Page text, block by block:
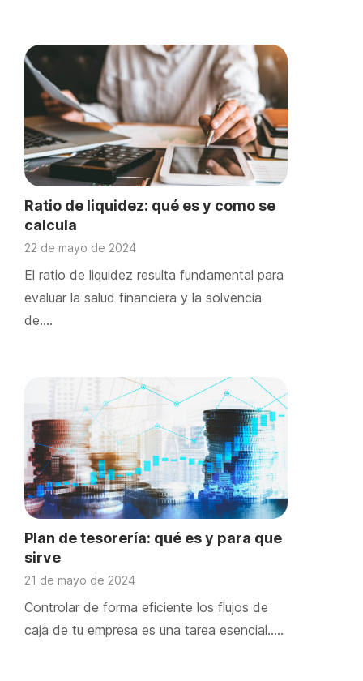
Ratio de liquidez: qué es y como se
calcula
22 de mayo de 2024
El ratio de liquidez resulta fundamental para
evaluar la salud financiera y la solvencia
de….
Plan de tesorería: qué es y para que
sirve
21 de mayo de 2024
Controlar de forma eficiente los flujos de
caja de tu empresa es una tarea esencial.….